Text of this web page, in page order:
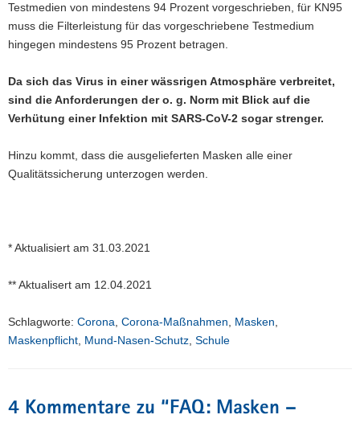
Testmedien von mindestens 94 Prozent vorgeschrieben, für KN95
muss die Filterleistung für das vorgeschriebene Testmedium
hingegen mindestens 95 Prozent betragen.
Da sich das Virus in einer wässrigen Atmosphäre verbreitet,
sind die Anforderungen der o. g. Norm mit Blick auf die
Verhütung einer Infektion mit SARS-CoV-2 sogar strenger.
Hinzu kommt, dass die ausgelieferten Masken alle einer
Qualitätssicherung unterzogen werden.
* Aktualisiert am 31.03.2021
** Aktualisert am 12.04.2021
Schlagworte: Corona Corona-Maßnahmen Masken
Maskenpflicht Mund-Nasen-Schutz Schule
4 Kommentare zu “FAQ: Masken –